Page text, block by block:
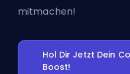
mitmachen!
Hol Dir Jetzt Dein
Boost!